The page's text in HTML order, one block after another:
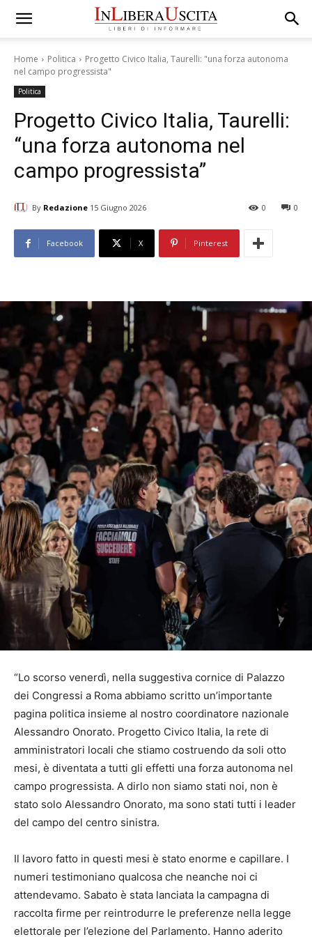
Home Politica
Progetto Civico Italia, Taurelli: "una forza autonoma
nel campo progressista"
Politica
Progetto Civico Italia, Taurelli:
“una forza autonoma nel
campo progressista”
By Redazione 15 Giugno 2026 0
0
Facebook X Pinterest
“Lo scorso venerdì, nella suggestiva cornice di Palazzo
dei Congressi a Roma abbiamo scritto un’importante
pagina politica insieme al nostro coordinatore nazionale
Alessandro Onorato. Progetto Civico Italia, la rete di
amministratori locali che stiamo costruendo da soli otto
mesi, è diventata a tutti gli effetti una forza autonoma nel
campo progressista. A dirlo non siamo stati noi, non è
stato solo Alessandro Onorato, ma sono stati tutti i leader
del campo del centro sinistra.
Il lavoro fatto in questi mesi è stato enorme e capillare. I
numeri testimoniano qualcosa che neanche noi ci
attendevamo. Sabato è stata lanciata la campagna di
raccolta firme per reintrodurre le preferenze nella legge
elettorale per l’elezione del Parlamento. Hanno aderito